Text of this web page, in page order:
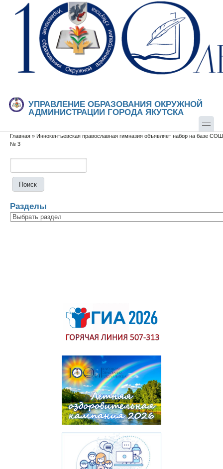
Перейти к основному содержанию
Skip to search
УПРАВЛЕНИЕ ОБРАЗОВАНИЯ ОКРУЖНОЙ
АДМИНИСТРАЦИИ ГОРОДА ЯКУТСКА
Вы здесь
Главная » Иннокентьевская православная гимназия объявляет набор на базе СОШ
№ 3
Разделы